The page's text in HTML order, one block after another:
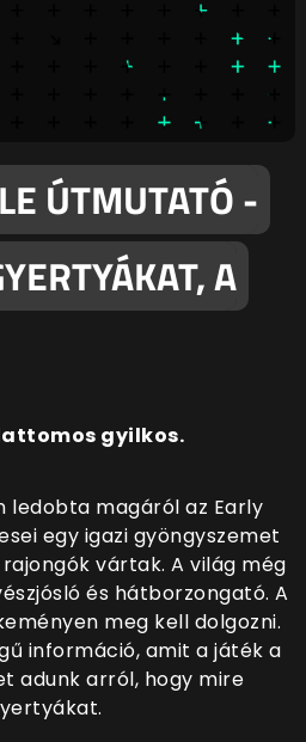
ÚTMUTATÓ -
A
gyilkos.
ledobta magáról az Early
egy igazi gyöngyszemet
vártak. A világ még
és hátborzongató. A
meg kell dolgozni.
információ, amit a játék a
adunk arról, hogy mire